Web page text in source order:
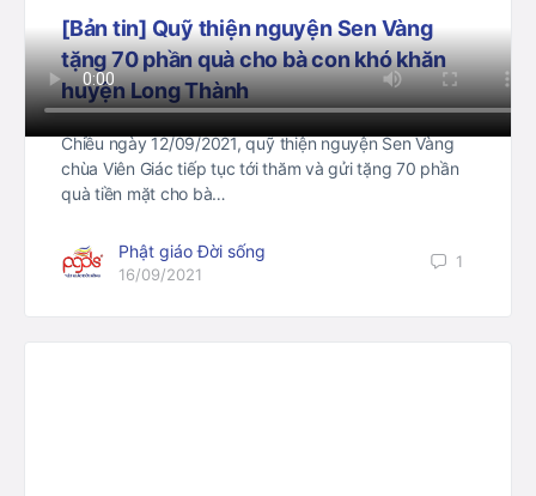
[Bản tin] Quỹ thiện nguyện Sen Vàng
tặng 70 phần quà cho bà con khó khăn
huyện Long Thành
Chiều ngày 12/09/2021, quỹ thiện nguyện Sen Vàng
chùa Viên Giác tiếp tục tới thăm và gửi tặng 70 phần
quà tiền mặt cho bà…
Phật giáo Đời sống
16/09/2021
1